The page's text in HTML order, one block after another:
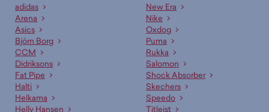
adidas
Arena
Asics
Björn Borg
CCM
Didriksons
Fat Pipe
Halti
Helkama
Helly Hansen
New Era
Nike
Oxdog
Puma
Rukka
Salomon
Shock Absorber
Skechers
Speedo
Titleist